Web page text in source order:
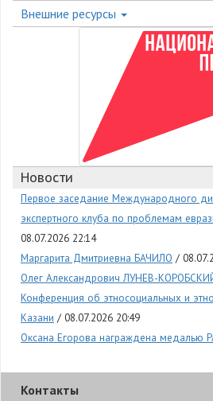
Внешние ресурсы
Новости
Первое заседание Международного
экспертного клуба по проблемам
08.07.2026 22:14
Маргарита Дмитриевна БАЧИЛО
Олег Александрович ЛУНЕВ-
Конференция об этносоциальных и
Казани
08.07.2026 20:49
Оксана Егорова награждена медалью
Контакты